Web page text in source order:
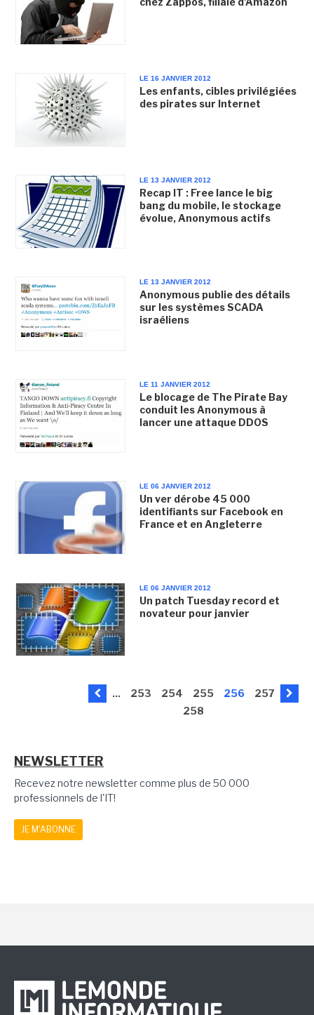
LE 16 JANVIER 2012
Les enfants, cibles privilégiées
des pirates sur Internet
LE 13 JANVIER 2012
Recap IT : Free lance le big
bang du mobile, le stockage
évolue, Anonymous actifs
LE 13 JANVIER 2012
Anonymous publie des détails
sur les systèmes SCADA
israéliens
LE 11 JANVIER 2012
Le blocage de The Pirate Bay
conduit les Anonymous à
lancer une attaque DDOS
LE 06 JANVIER 2012
Un ver dérobe 45 000
identifiants sur Facebook en
France et en Angleterre
LE 06 JANVIER 2012
Un patch Tuesday record et
novateur pour janvier
... 253 254 255 256
257
258
NEWSLETTER
Recevez notre newsletter comme plus de 50 000
professionnels de l'IT!
JE M'ABONNE